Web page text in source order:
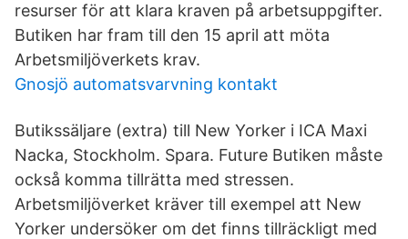
resurser för att klara kraven på arbetsuppgifter.
Butiken har fram till den 15 april att möta
Arbetsmiljöverkets krav.
Gnosjö automatsvarvning kontakt
Butikssäljare (extra) till New Yorker i ICA Maxi
Nacka, Stockholm. Spara. Future Butiken måste
också komma tillrätta med stressen.
Arbetsmiljöverket kräver till exempel att New
Yorker undersöker om det finns tillräckligt med